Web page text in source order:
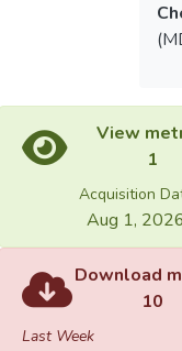
View
1
Acquisition
Aug 1,
Download
10
Last Week